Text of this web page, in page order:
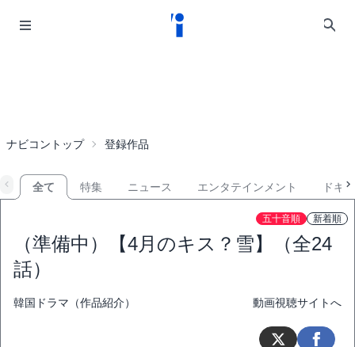
ナビコントップ 登録作品
全て 特集 ニュース エンタテインメント ドキ
五十音順 新着順
（準備中）【4月のキス？雪】（全24
話）
韓国ドラマ（作品紹介） 動画視聴サイトへ